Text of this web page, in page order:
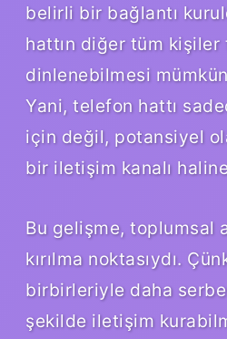
belirli bir bağlantı
hattın diğer tüm kişiler
dinlenebilmesi
Yani, telefon hattı
için değil, potansiyel
bir iletişim kanalı
Bu gelişme, toplumsal
kırılma noktasıydı.
birbirleriyle daha
şekilde iletişim